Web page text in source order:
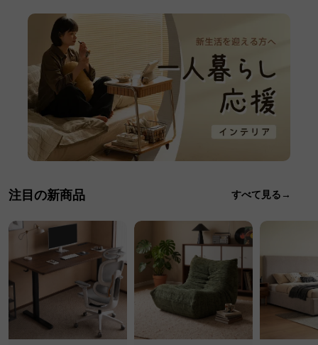
注目の新商品 すべて見る→